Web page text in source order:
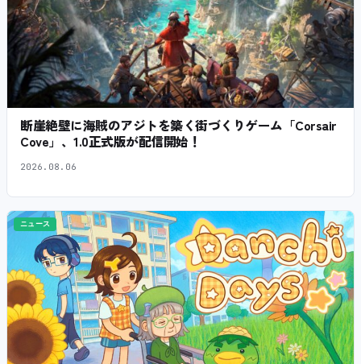
断崖絶壁に海賊のアジトを築く街づくりゲーム「Corsair
Cove」、1.0正式版が配信開始！
2026.08.06
ニュース